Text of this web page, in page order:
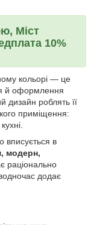
Міст
10%
кольорі — це
й оформлення
дизайн роблять її
приміщення:
вписується в
модерн,
раціонально
додає